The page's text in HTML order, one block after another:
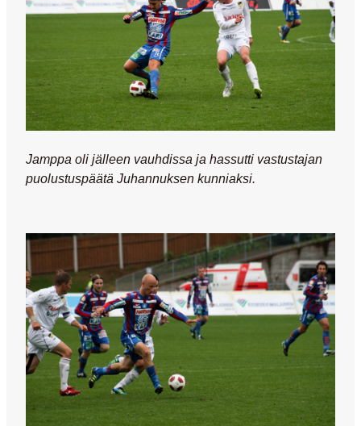
Jamppa oli jälleen vauhdissa ja hassutti vastustajan
puolustuspäätä Juhannuksen kunniaksi.